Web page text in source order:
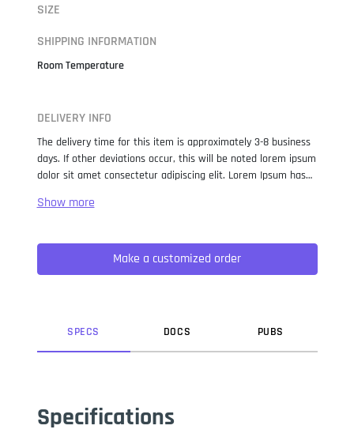
SIZE
SHIPPING INFORMATION
Room Temperature
DELIVERY INFO
The delivery time for this item is approximately 3-8 business
days. If other deviations occur, this will be noted lorem ipsum
dolor sit amet consectetur adipiscing elit. Lorem Ipsum has
when an unknown printer took a galley of type and
not only five centuries, but also the leap into electronic
typesetting, remaining essentially unchanged. It was
popularised in the 1960s with the release of Letraset sheets
Make a customized order
SPECS DOCS PUBS
Specifications